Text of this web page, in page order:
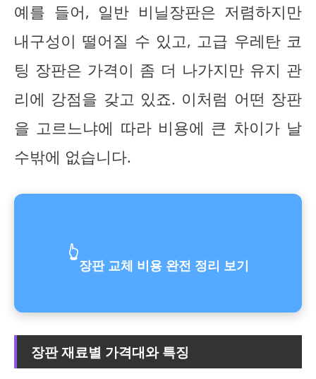
예를 들어, 일반 비닐장판은 저렴하지만
내구성이 떨어질 수 있고, 고급 우레탄 코
팅 장판은 가격이 좀 더 나가지만 유지 관
리에 강점을 갖고 있죠. 이처럼 어떤 장판
을 고르느냐에 따라 비용에 큰 차이가 날
수밖에 없습니다.
👆
장판 교체 비용 완전 정리 보기
장판 재료별 가격대와 특징